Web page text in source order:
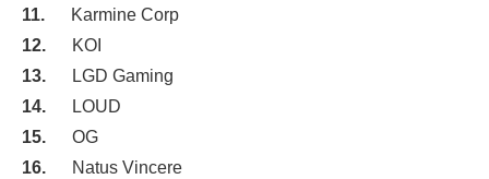
Karmine Corp
KOI
LGD Gaming
LOUD
OG
Natus Vincere